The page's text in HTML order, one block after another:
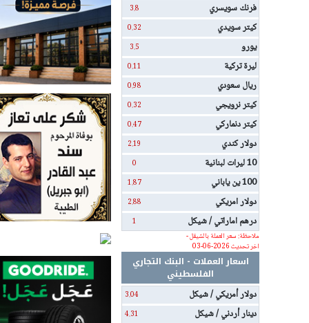
فرنك سويسري 3.8
كيتر سويدي 0.32
يورو 3.5
ليرة تركية 0.11
ريال سعودي 0.98
كيتر نرويجي 0.32
كيتر دنماركي 0.47
دولار كندي 2.19
10 ليرات لبنانية 0
100 ين ياباني 1.87
دولار امريكي 2.88
درهم اماراتي / شيكل
1
ملاحظة: سعر العملة بالشيقل -
اخر تحديث 2026-06-03
اسعار العملات - البنك التجاري
الفلسطيني
دولار أمريكي / شيكل
3.04
دينار أردني / شيكل 4.31